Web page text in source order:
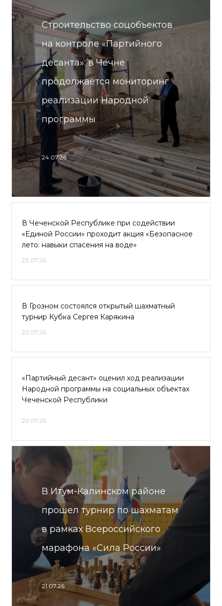
Строительство соцобъектов
на контроле «Партийного
десанта»: в Чечне
продолжается мониторинг
реализации Народной
программы
24.07.26
В Чеченской Республике при содействии
«Единой России» проходит акция «Безопасное
лето: навыки спасения на воде»
23.07.26
В Грозном состоялся открытый шахматный
турнир Кубка Сергея Карякина
22.07.26
«Партийный десант» оценил ход реализации
Народной программы на социальных объектах
Чеченской Республики
22.07.26
В Итум-Калинском районе
прошел турнир по шахматам
в рамках Всероссийского
марафона «Сила России»
21.07.26